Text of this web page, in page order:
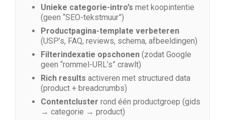
Unieke categorie-intro’s met koopintentie
(geen “SEO-tekstmuur”)
Productpagina-template verbeteren
(USP’s, FAQ, reviews, schema, afbeeldingen)
Filterindexatie opschonen (zodat Google
geen “rommel-URL’s” crawlt)
Rich results activeren met structured data
(product + breadcrumbs)
Contentcluster rond één productgroep (gids
→ categorie → product)